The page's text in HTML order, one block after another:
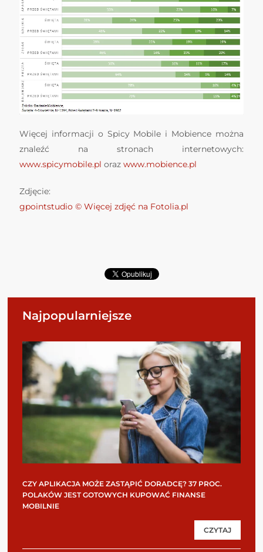
Więcej informacji o Spicy Mobile i Mobience można
znaleźć na stronach internetowych:
www.spicymobile.pl oraz www.mobience.pl
Zdjęcie:
gpointstudio © Więcej zdjęć na Fotolia.pl
Najpopularniejsze
CZY APLIKACJA MOŻE ZASTĄPIĆ DORADCĘ? 37 PROC.
POLAKÓW JEST GOTOWYCH KUPOWAĆ FINANSE
MOBILNIE
CZYTAJ